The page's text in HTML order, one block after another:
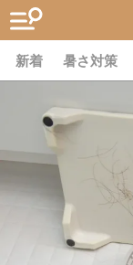
新着 暑さ対策